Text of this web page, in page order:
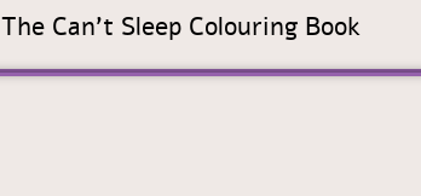
The Can't Sleep Colouring Book